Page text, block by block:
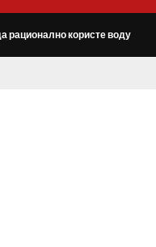
рационално користе воду